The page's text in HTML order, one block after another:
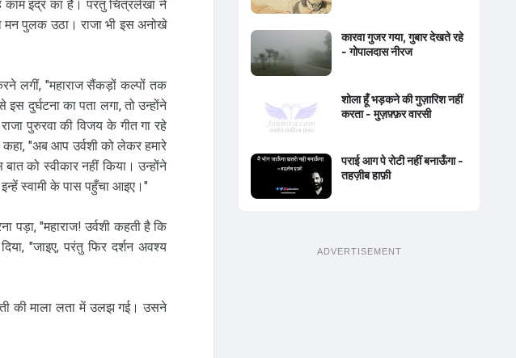
काम इंद्र का है। परंतु चित्रलेखा ने
मन पुलक उठा। राजा भी इस अनोखे
लगीं, "महाराज सैंकड़ों कल्पों तक
दुर्घटना का पता लगा, तो उन्होंने
पुरुरवा की विजय के गीत गा रहे
"अब आप उर्वशी को लेकर हमारे
को स्वीकार नहीं किया। उन्होंने
स्वामी के पास पहुँचा आइए।"
"महाराज! उर्वशी कहती है कि
"जाइए, परंतु फिर दर्शन अवश्य
की माला लता में उलझ गई। उसने
कारवा गुजर गया, गुबार देखते रहे
- गोपालदास नीरज
शोला हूँ भड़कने की गुज़ारिश नहीं
करता - मुज़फ़्फ़र वारसी
पराई आग पे रोटी नहीं बनाऊँगा -
तहज़ीब हाफ़ी
ADVERTISEMENT